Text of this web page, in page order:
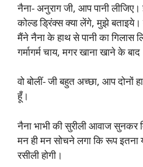
नैना- अनुराग जी, आप पानी
कोल्ड ड्रिंक्स क्या लेंगे, मुझे
मैंने नैना के हाथ से पानी का गिलास
गर्मागर्म चाय, मगर खाना खाने के
वो बोलीं- जी बहुत अच्छा, आप दोनों
हूँ।
नैना भाभी की सुरीली आवाज सुनकर
मन ही मन सोचने लगा कि रूप इतना
रसीली होगी।